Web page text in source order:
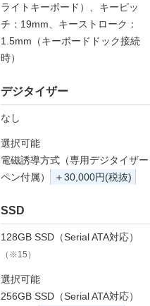
ライトキーボード）、キーピッ
チ：19mm、キーストローク：
1.5mm（キーボードドック接続
時）
デジタイザー
なし
選択可能
電磁誘導方式（専用デジタイザー
ペン付属）
＋30,000円(税抜)
SSD
128GB SSD（Serial ATA対応）
（※15）
選択可能
256GB SSD（Serial ATA対応）